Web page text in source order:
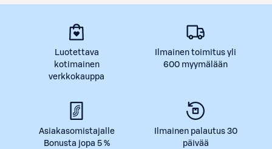
Luotettava
kotimainen
verkkokauppa
Ilmainen toimitus yli
600 myymälään
Asiakasomistajalle
Bonusta jopa 5 %
Ilmainen palautus 30
päivää